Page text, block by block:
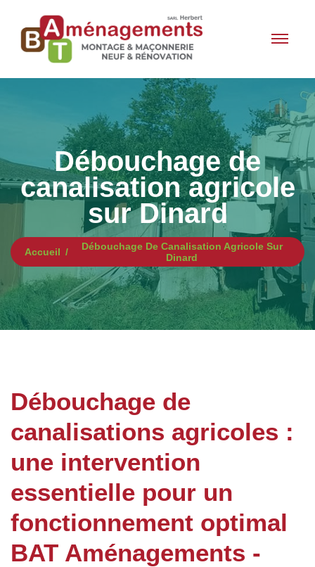
Débouchage de
canalisation agricole
sur Dinard
Accueil
Débouchage De Canalisation Agricole Sur
Dinard
Débouchage de
canalisations agricoles :
une intervention
essentielle pour un
fonctionnement optimal
BAT Aménagements -